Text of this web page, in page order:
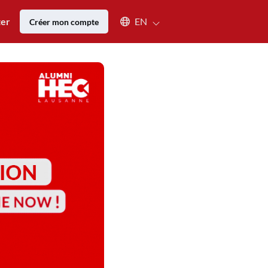
Créer mon compte Select an available language
EN